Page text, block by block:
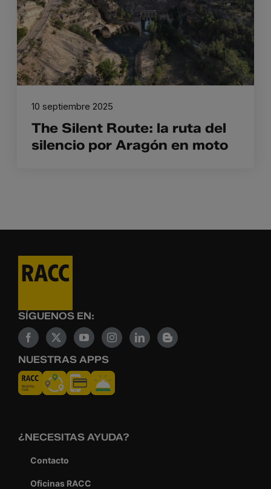
The Silent Route: la ruta del
silencio por Aragón en moto
10 septiembre 2025
SÍGUENOS EN:
NUESTRAS APPS
¿NECESITAS AYUDA?
Contacto
Oficinas RACC